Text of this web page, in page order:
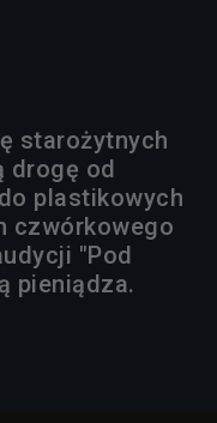
starożytnych
drogę od
plastikowych
czwórkowego
"Pod
pieniądza.